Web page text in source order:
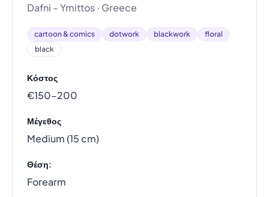
Dafni - Ymittos · Greece
cartoon & comics dotwork blackwork
floral
black
Κόστος
€150–200
Μέγεθος
Medium (15 cm)
Θέση:
Forearm